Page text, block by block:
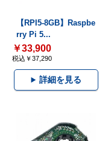
【RPI5-8GB】Raspbe
rry Pi 5...
￥33,900
税込￥37,290
詳細を見る